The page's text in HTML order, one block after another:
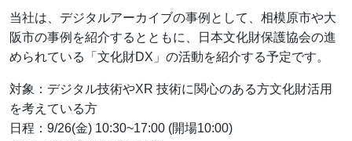
当社は、デジタルアーカイブの事例として、相模原市や大
阪市の事例を紹介するとともに、日本文化財保護協会の進
められている「文化財DX」の活動を紹介する予定です。
対象：デジタル技術やXR 技術に関心のある方文化財活用
を考えている方
日程：9/26(金) 10:30~17:00 (開場10:00)